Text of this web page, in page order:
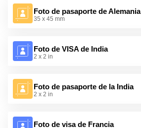
Foto de pasaporte de Alemania
35 x 45 mm
Foto de VISA de India
2 x 2 in
Foto de pasaporte de la India
2 x 2 in
Foto de visa de Francia